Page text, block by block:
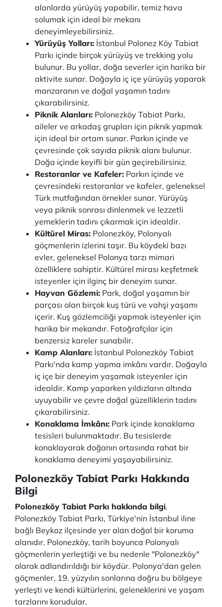
alanlarda yürüyüş yapabilir, temiz hava
solumak için ideal bir mekanı
deneyimleyebilirsiniz.
Yürüyüş Yolları: İstanbul Polonez Köy Tabiat
Parkı içinde birçok yürüyüş ve trekking yolu
bulunur. Bu yollar, doğa severler için harika bir
aktivite sunar. Doğayla iç içe yürüyüş yaparak
manzaranın ve doğal yaşamın tadını
çıkarabilirsiniz.
Piknik Alanları: Polonezköy Tabiat Parkı,
aileler ve arkadaş grupları için piknik yapmak
için ideal bir ortam sunar. Parkın içinde ve
çevresinde çok sayıda piknik alanı bulunur.
Doğa içinde keyifli bir gün geçirebilirsiniz.
Restoranlar ve Kafeler: Parkın içinde ve
çevresindeki restoranlar ve kafeler, geleneksel
Türk mutfağından örnekler sunar. Yürüyüş
veya piknik sonrası dinlenmek ve lezzetli
yemeklerin tadını çıkarmak için idealdir.
Kültürel Miras: Polonezköy, Polonyalı
göçmenlerin izlerini taşır. Bu köydeki bazı
evler, geleneksel Polonya tarzı mimari
özelliklere sahiptir. Kültürel mirası keşfetmek
isteyenler için ilginç bir deneyim sunar.
Hayvan Gözlemi: Park, doğal yaşamın bir
parçası olan birçok kuş türü ve vahşi yaşamı
içerir. Kuş gözlemciliği yapmak isteyenler için
harika bir mekandır. Fotoğrafçılar için
benzersiz kareler sunabilir.
Kamp Alanları: İstanbul Polonezköy Tabiat
Parkı'nda kamp yapma imkânı vardır. Doğayla
iç içe bir deneyim yaşamak isteyenler için
idealdir. Kamp yaparken yıldızların altında
uyuyabilir ve çevre doğal güzelliklerin tadını
çıkarabilirsiniz.
Konaklama İmkânı: Park içinde konaklama
tesisleri bulunmaktadır. Bu tesislerde
konaklayarak doğanın ortasında rahat bir
konaklama deneyimi yaşayabilirsiniz.
Polonezköy Tabiat Parkı Hakkında
Bilgi
Polonezköy Tabiat Parkı hakkında bilgi,
Polonezköy Tabiat Parkı, Türkiye'nin İstanbul iline
bağlı Beykoz ilçesinde yer alan doğal bir koruma
alanıdır. Polonezköy, tarih boyunca Polonyalı
göçmenlerin yerleştiği ve bu nedenle "Polonezköy"
olarak adlandırıldığı bir köydür. Polonya'dan gelen
göçmenler, 19. yüzyılın sonlarına doğru bu bölgeye
yerleşti ve kendi kültürlerini, geleneklerini ve yaşam
tarzlarını korudular.